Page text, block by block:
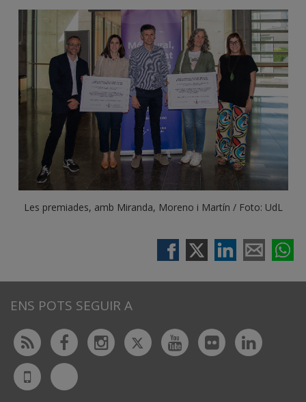
Les premiades, amb Miranda, Moreno i Martín / Foto: UdL
ENS POTS SEGUIR A
Rss FacebookInstagram
TwitterYoutubeFlickr
UdL
App
Bluesky